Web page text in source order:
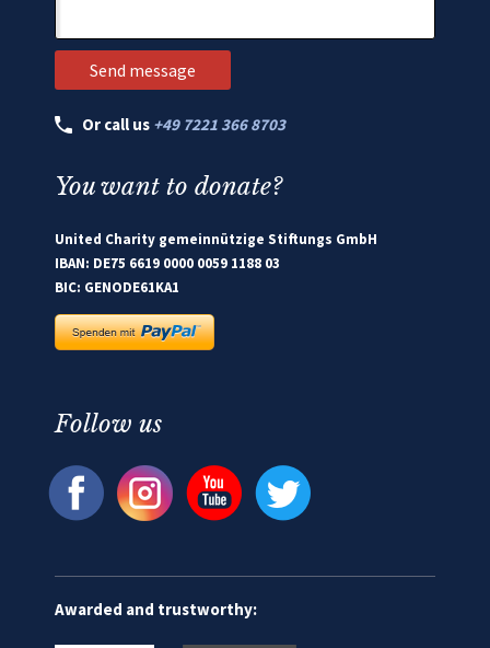
Or call us +49 7221 366 8703
You want to donate?
United Charity gemeinnützige Stiftungs GmbH
IBAN: DE75 6619 0000 0059 1188 03
BIC: GENODE61KA1
Follow us
Awarded and trustworthy: